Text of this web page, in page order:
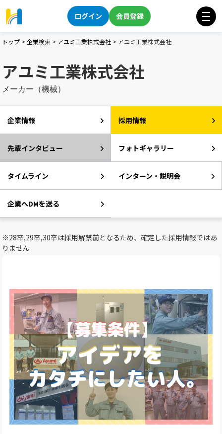
ログイン 会員登録
トップ > 企業検索 > アユミ工業株式会社 > アユミ工業株式会社
アユミ工業株式会社
メーカー（機械）
企業情報 採用情報
先輩インタビュー フォトギャラリー
タイムライン インターン・説明会
企業へDMを送る
※28卒,29卒,30卒は採用解禁前となるため、確定した採用情報ではあ
りません